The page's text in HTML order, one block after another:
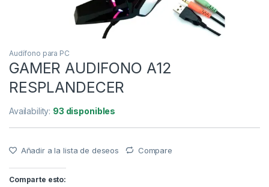
Audífono para PC
GAMER AUDIFONO A12
RESPLANDECER
Availability: 93 disponibles
Añadir a la lista de deseos Compare
Comparte esto: